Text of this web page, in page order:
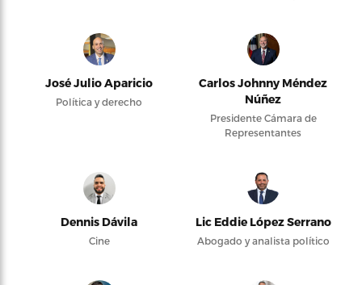
José Julio Aparicio
Política y derecho
Carlos Johnny Méndez
Núñez
Presidente Cámara de
Representantes
Dennis Dávila
Cine
Lic Eddie López Serrano
Abogado y analista político